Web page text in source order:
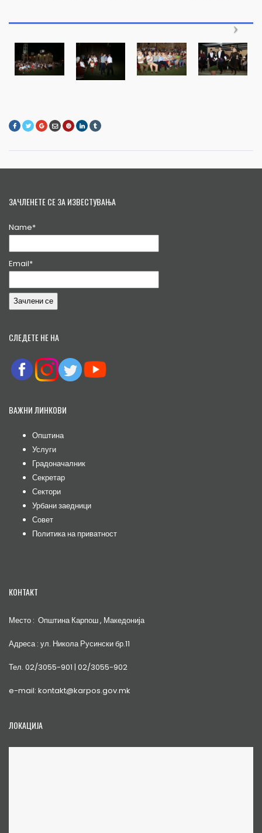
ЗАЧЛЕНЕТЕ СЕ ЗА ИЗВЕСТУВАЊА
Name*
Email*
СЛЕДЕТЕ НЕ НА
ВАЖНИ ЛИНКОВИ
Општина
Услуги
Градоначалник
Секретар
Сектори
Урбани заедници
Совет
Политика на приватност
КОНТАКТ
Место : Општина Карпош , Македонија
Адреса : ул. Никола Русински бр.11
Тел. 02/3055-901 | 02/3055-902
e-mail: kontakt@karpos.gov.mk
ЛОКАЦИЈА